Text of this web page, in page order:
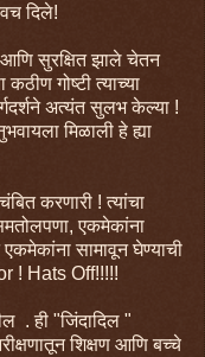
दिले!
सुरक्षित झाले चेतन
गोष्टी त्याच्या
अत्यंत सुलभ केल्या !
मिळाली हे ह्या
करणारी ! त्यांचा
एकमेकांना
सामावून घेण्याची
! Hats Off!!!!!
. ही "जिंदादिल "
शिक्षण आणि बच्चे